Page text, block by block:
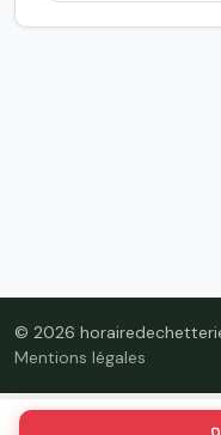
© 2026
Mentions légales